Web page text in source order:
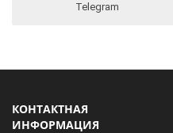
Telegram
КОНТАКТНАЯ
ИНФОРМАЦИЯ